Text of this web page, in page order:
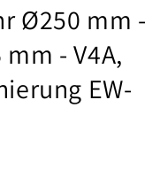
Ø250 mm -
- V4A,
EW-